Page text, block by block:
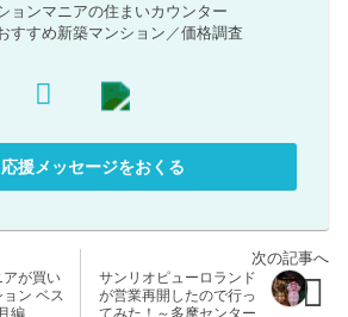
ョンマニアの住まいカウンター
すすめ新築マンション ／価格調査
応援メッセージをおくる
アが買い
ン ベス
編
サンリオピューロランド
が営業再開したので行っ
てみた！～多摩センター